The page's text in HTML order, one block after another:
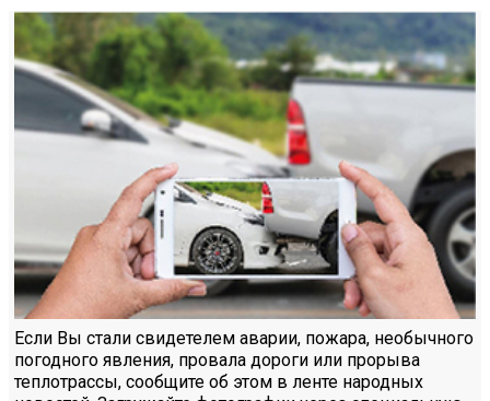
Если Вы стали свидетелем аварии, пожара, необычного
погодного явления, провала дороги или прорыва
теплотрассы, сообщите об этом в ленте народных